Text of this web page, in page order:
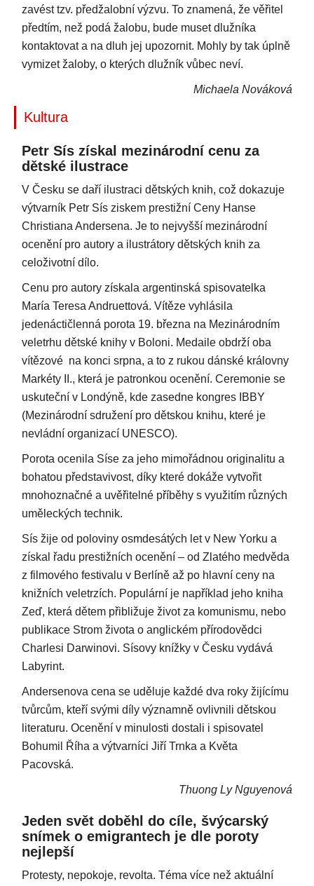
zavést tzv. předžalobní výzvu. To znamená, že věřitel
předtím, než podá žalobu, bude muset dlužníka
kontaktovat a na dluh jej upozornit. Mohly by tak úplně
vymizet žaloby, o kterých dlužník vůbec neví.
Michaela Nováková
Kultura
Petr Sís získal mezinárodní cenu za
dětské ilustrace
V Česku se daří ilustraci dětských knih, což dokazuje
výtvarník Petr Sís ziskem prestižní Ceny Hanse
Christiana Andersena. Je to nejvyšší mezinárodní
ocenění pro autory a ilustrátory dětských knih za
celoživotní dílo.
Cenu pro autory získala argentinská spisovatelka
María Teresa Andruettová. Vítěze vyhlásila
jedenáctičlenná porota 19. března na Mezinárodním
veletrhu dětské knihy v Boloni. Medaile obdrží oba
vítězové na konci srpna, a to z rukou dánské královny
Markéty II., která je patronkou ocenění. Ceremonie se
uskuteční v Londýně, kde zasedne kongres IBBY
(Mezinárodní sdružení pro dětskou knihu, které je
nevládní organizací UNESCO).
Porota ocenila Síse za jeho mimořádnou originalitu a
bohatou představivost, díky které dokáže vytvořit
mnohoznačné a uvěřitelné příběhy s využitím různých
uměleckých technik.
Sís žije od poloviny osmdesátých let v New Yorku a
získal řadu prestižních ocenění – od Zlatého medvěda
z filmového festivalu v Berlíně až po hlavní ceny na
knižních veletrzích. Populární je například jeho kniha
Zeď, která dětem přibližuje život za komunismu, nebo
publikace Strom života o anglickém přírodovědci
Charlesi Darwinovi. Sísovy knížky v Česku vydává
Labyrint.
Andersenova cena se uděluje každé dva roky žijícímu
tvůrcům, kteří svými díly významně ovlivnili dětskou
literaturu. Ocenění v minulosti dostali i spisovatel
Bohumil Říha a výtvarníci Jiří Trnka a Květa
Pacovská.
Thuong Ly Nguyenová
Jeden svět doběhl do cíle, švýcarský
snímek o emigrantech je dle poroty
nejlepší
Protesty, nepokoje, revolta. Téma více než aktuální